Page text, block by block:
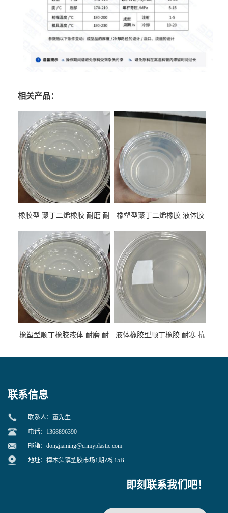
相关产品：
橡胶型 聚丁二烯橡胶 耐磨 耐
性
橡塑型聚丁二烯橡胶 液体胶
专用
橡塑型顺丁橡胶液体 耐磨 耐
液体橡胶型顺丁橡胶 耐寒 抗
联系信息
联系人：董先生
电话：1368896390
邮箱： dongjiaming@cnmyplastic.com
地址：樟木头镇塑胶市场1期Z栋15B
即刻联系我们吧！